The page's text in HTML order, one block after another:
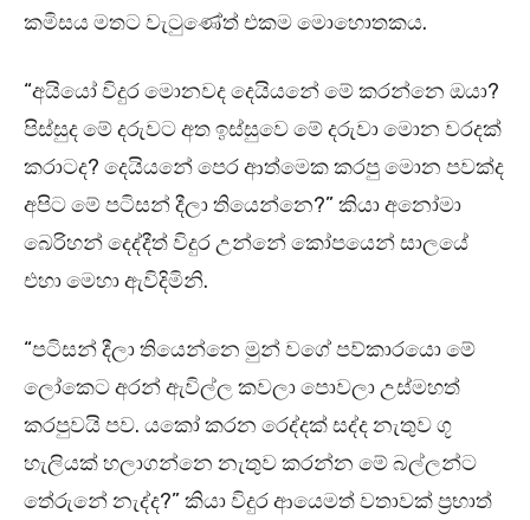
කමිසය මතට වැටුණේත් එකම මොහොතකය.
“අයියෝ විදුර මොනවද දෙයියනේ මේ කරන්නෙ ඔයා?
පිස්සුද මේ දරුවට අත ඉස්සුවෙ මේ දරුවා මොන වරදක්
කරාටද? දෙයියනේ පෙර ආත්මෙක කරපු මොන පවක්ද
අපිට මේ පටිසන් දීලා තියෙන්නෙ?” කියා අනෝමා
බෙරිහන් දෙද්දීත් විදුර උන්නේ කෝපයෙන් සාලයේ
එහා මෙහා ඇවිදිමිනි.
“පටිසන් දීලා තියෙන්නෙ මුන් වගේ පව්කාරයො මේ
ලෝකෙට අරන් ඇවිල්ල කවලා පොවලා උස්මහත්
කරපුවයි පව. යකෝ කරන රෙද්දක් සද්ද නැතුව ගූ
හැලියක් හලාගන්නෙ නැතුව කරන්න මේ බල්ලන්ට
තේරුනේ නැද්ද?” කියා විදුර ආයෙමත් වතාවක් ප්‍රභාත්